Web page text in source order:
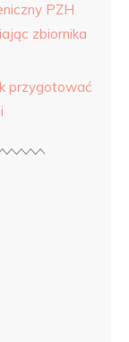
PZH
zbiornika
przygotować